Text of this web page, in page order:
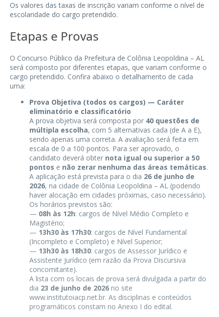
Os valores das taxas de inscrição variam conforme o nível de
escolaridade do cargo pretendido.
Etapas e Provas
O Concurso Público da Prefeitura de Colônia Leopoldina – AL
será composto por diferentes etapas, que variam conforme o
cargo pretendido. Confira abaixo o detalhamento de cada
uma:
Prova Objetiva (todos os cargos) — Caráter
eliminatório e classificatório
A prova objetiva será composta por 40 questões de
múltipla escolha, com 5 alternativas cada (de A a E),
sendo apenas uma correta. A avaliação será feita em
escala de 0 a 100 pontos. Para ser aprovado, o
candidato deverá obter nota igual ou superior a 50
pontos e não zerar nenhuma das áreas temáticas.
A aplicação está prevista para o dia 26 de junho de
2026, na cidade de Colônia Leopoldina – AL (podendo
haver alocação em cidades próximas, caso necessário).
Os horários previstos são:
— 08h às 12h: cargos de Nível Médio Completo e
Magistério;
— 13h30 às 17h30: cargos de Nível Fundamental
(Incompleto e Completo) e Nível Superior;
— 13h30 às 18h30: cargos de Assessor Jurídico e
Assistente Jurídico (em razão da Prova Discursiva
concomitante).
A lista com os locais de prova será divulgada a partir do
dia 23 de junho de 2026 no site
www.institutoiacp.net.br. As disciplinas e conteúdos
programáticos constam no Anexo I do edital.